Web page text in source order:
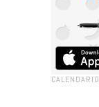
CALENDARIO